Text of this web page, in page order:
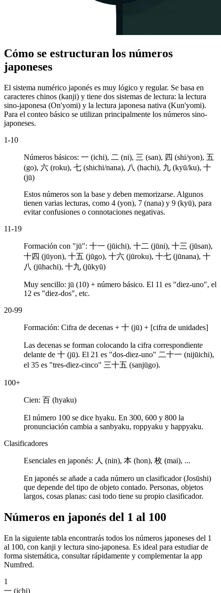
Cómo se estructuran los números
japoneses
El sistema numérico japonés es muy lógico y regular. Se basa en
caracteres chinos (kanji) y tiene dos sistemas de lectura: la lectura
sino-japonesa (On'yomi) y la lectura japonesa nativa (Kun'yomi).
Para el conteo básico se utilizan principalmente los números sino-
japoneses.
1-10
Números básicos: 一 (ichi), 二 (ni), 三 (san), 四 (shi/yon), 五
(go), 六 (roku), 七 (shichi/nana), 八 (hachi), 九 (kyū/ku), 十
(jū)
Estos números son la base y deben memorizarse. Algunos
tienen varias lecturas, como 4 (yon), 7 (nana) y 9 (kyū), para
evitar confusiones o connotaciones negativas.
11-19
Formación con "jū": 十一 (jūichi), 十二 (jūni), 十三 (jūsan),
十四 (jūyon), 十五 (jūgo), 十六 (jūroku), 十七 (jūnana), 十
八 (jūhachi), 十九 (jūkyū)
Muy sencillo: jū (10) + número básico. El 11 es "diez-uno", el
12 es "diez-dos", etc.
20-99
Formación: Cifra de decenas + 十 (jū) + [cifra de unidades]
Las decenas se forman colocando la cifra correspondiente
delante de 十 (jū). El 21 es "dos-diez-uno" 二十一 (nijūichi),
el 35 es "tres-diez-cinco" 三十五 (sanjūgo).
100+
Cien: 百 (hyaku)
El número 100 se dice hyaku. En 300, 600 y 800 la
pronunciación cambia a sanbyaku, roppyaku y happyaku.
Clasificadores
Esenciales en japonés: 人 (nin), 本 (hon), 枚 (mai), ...
En japonés se añade a cada número un clasificador (Josūshi)
que depende del tipo de objeto contado. Personas, objetos
largos, cosas planas: casi todo tiene su propio clasificador.
Números en japonés del 1 al 100
En la siguiente tabla encontrarás todos los números japoneses del 1
al 100, con kanji y lectura sino-japonesa. Es ideal para estudiar de
forma sistemática, consultar rápidamente y complementar la app
Numfred.
1
一 (ichi)